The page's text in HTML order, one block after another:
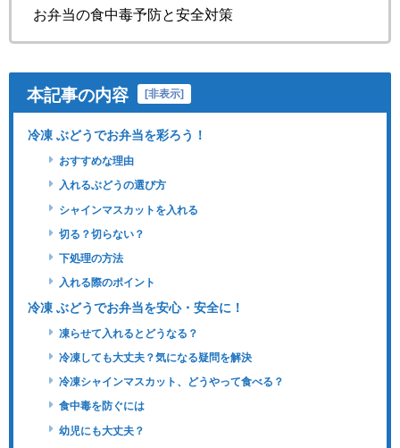
お弁当の食中毒予防と安全対策
本記事の内容 [非表示]
冷凍 ぶどうでお弁当を彩ろう！
おすすめな理由
入れるぶどうの選び方
シャインマスカットを入れる
切る？切らない？
下処理の方法
入れる際のポイント
冷凍 ぶどうでお弁当を安心・安全に！
凍らせて入れるとどうなる？
冷凍しても大丈夫？気になる疑問を解決
冷凍シャインマスカット、どうやって食べる？
食中毒を防ぐには
幼児にも大丈夫？